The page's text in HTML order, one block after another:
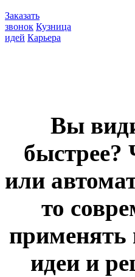
Заказать
звонок Кузница
идей Карьера
Вы
быстрее?
или
то
применять
идеи и